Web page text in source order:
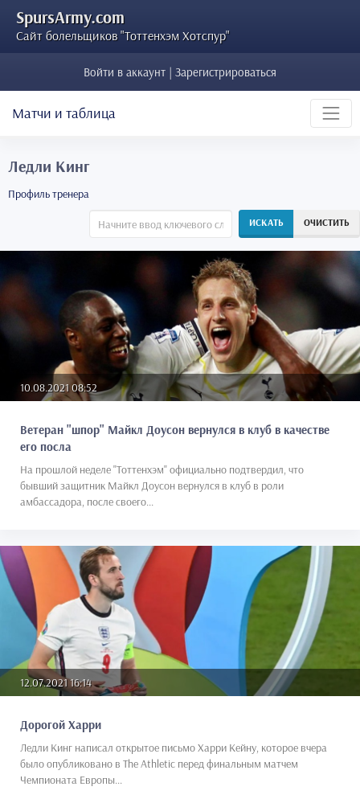
SpursArmy.com
Сайт болельщиков "Тоттенхэм Хотспур"
Войти в аккаунт | Зарегистрироваться
Матчи и таблица
Ледли Кинг
Профиль тренера
ИСКАТЬ ОЧИСТИТЬ
10.08.2021 08:52
Ветеран "шпор" Майкл Доусон вернулся в клуб в качестве
его посла
На прошлой неделе "Тоттенхэм" официально подтвердил, что
бывший защитник Майкл Доусон вернулся в клуб в роли
амбассадора, после своего...
12.07.2021 16:14
Дорогой Харри
Ледли Кинг написал открытое письмо Харри Кейну, которое вчера
было опубликовано в The Athletic перед финальным матчем
Чемпионата Европы...